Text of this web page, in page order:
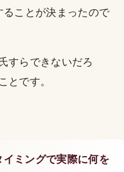
ことが決まったので
すらできないだろ
とです。
ミングで実際に何を